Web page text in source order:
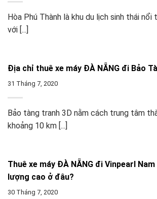
Hòa Phú Thành là khu du lịch sinh thái nổi
với [...]
Địa chỉ thuê xe máy ĐÀ NẴNG đi Bảo
31 Tháng 7, 2020
Bảo tàng tranh 3D nằm cách trung tâm
khoảng 10 km [...]
Thuê xe máy ĐÀ NẴNG đi Vinpearl
lượng cao ở đâu?
30 Tháng 7, 2020